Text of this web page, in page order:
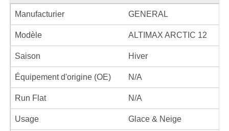
Manufacturier GENERAL
Modèle ALTIMAX ARCTIC 12
Saison Hiver
Équipement d'origine (OE) N/A
Run Flat N/A
Usage Glace & Neige